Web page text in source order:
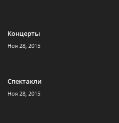
Концерты
Ноя 28, 2015
Спектакли
Ноя 28, 2015